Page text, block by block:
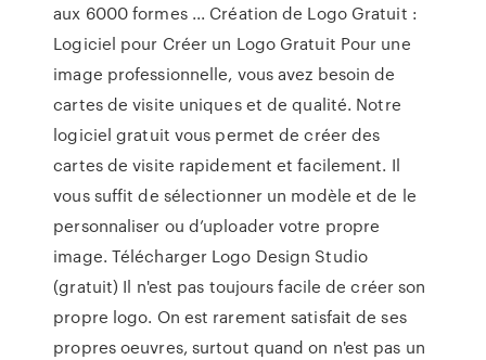
aux 6000 formes ... Création de Logo Gratuit :
Logiciel pour Créer un Logo Gratuit Pour une
image professionnelle, vous avez besoin de
cartes de visite uniques et de qualité. Notre
logiciel gratuit vous permet de créer des
cartes de visite rapidement et facilement. Il
vous suffit de sélectionner un modèle et de le
personnaliser ou d’uploader votre propre
image. Télécharger Logo Design Studio
(gratuit) Il n'est pas toujours facile de créer son
propre logo. On est rarement satisfait de ses
propres oeuvres, surtout quand on n'est pas un